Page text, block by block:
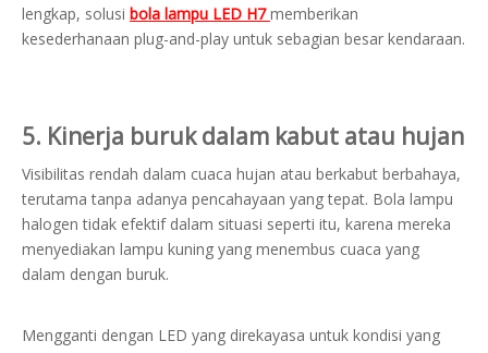
lengkap, solusi bola lampu LED H7memberikan
kesederhanaan plug-and-play untuk sebagian besar kendaraan.
5. Kinerja buruk dalam kabut atau hujan
Visibilitas rendah dalam cuaca hujan atau berkabut berbahaya,
terutama tanpa adanya pencahayaan yang tepat. Bola lampu
halogen tidak efektif dalam situasi seperti itu, karena mereka
menyediakan lampu kuning yang menembus cuaca yang
dalam dengan buruk.
Mengganti dengan LED yang direkayasa untuk kondisi yang